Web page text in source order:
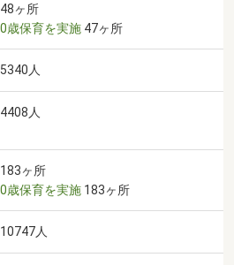
48ヶ所
0歳保育を実施 47ヶ所
5340人
4408人
183ヶ所
0歳保育を実施 183ヶ所
10747人